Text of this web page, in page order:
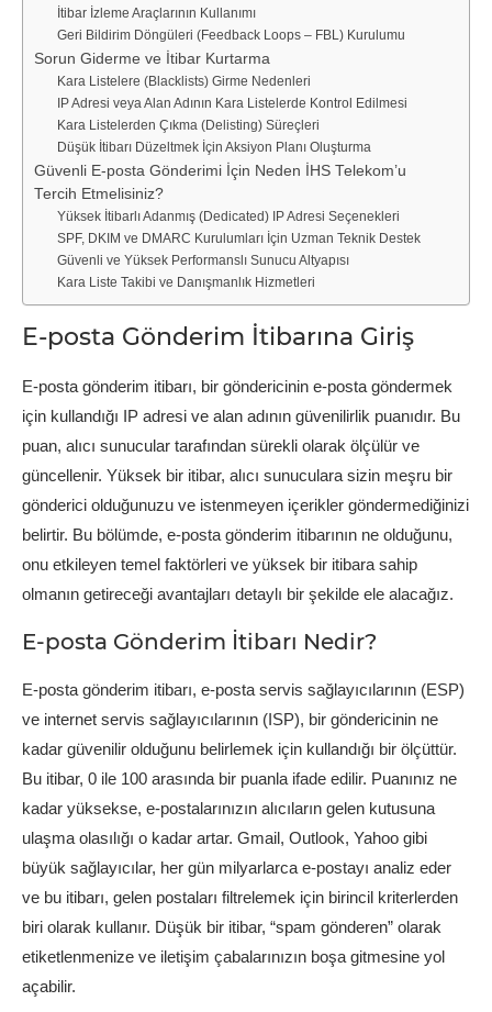
İtibar İzleme Araçlarının Kullanımı
Geri Bildirim Döngüleri (Feedback Loops – FBL) Kurulumu
Sorun Giderme ve İtibar Kurtarma
Kara Listelere (Blacklists) Girme Nedenleri
IP Adresi veya Alan Adının Kara Listelerde Kontrol Edilmesi
Kara Listelerden Çıkma (Delisting) Süreçleri
Düşük İtibarı Düzeltmek İçin Aksiyon Planı Oluşturma
Güvenli E-posta Gönderimi İçin Neden İHS Telekom’u
Tercih Etmelisiniz?
Yüksek İtibarlı Adanmış (Dedicated) IP Adresi Seçenekleri
SPF, DKIM ve DMARC Kurulumları İçin Uzman Teknik Destek
Güvenli ve Yüksek Performanslı Sunucu Altyapısı
Kara Liste Takibi ve Danışmanlık Hizmetleri
E-posta Gönderim İtibarına Giriş
E-posta gönderim itibarı, bir göndericinin e-posta göndermek
için kullandığı IP adresi ve alan adının güvenilirlik puanıdır. Bu
puan, alıcı sunucular tarafından sürekli olarak ölçülür ve
güncellenir. Yüksek bir itibar, alıcı sunuculara sizin meşru bir
gönderici olduğunuzu ve istenmeyen içerikler göndermediğinizi
belirtir. Bu bölümde, e-posta gönderim itibarının ne olduğunu,
onu etkileyen temel faktörleri ve yüksek bir itibara sahip
olmanın getireceği avantajları detaylı bir şekilde ele alacağız.
E-posta Gönderim İtibarı Nedir?
E-posta gönderim itibarı, e-posta servis sağlayıcılarının (ESP)
ve internet servis sağlayıcılarının (ISP), bir göndericinin ne
kadar güvenilir olduğunu belirlemek için kullandığı bir ölçüttür.
Bu itibar, 0 ile 100 arasında bir puanla ifade edilir. Puanınız ne
kadar yüksekse, e-postalarınızın alıcıların gelen kutusuna
ulaşma olasılığı o kadar artar. Gmail, Outlook, Yahoo gibi
büyük sağlayıcılar, her gün milyarlarca e-postayı analiz eder
ve bu itibarı, gelen postaları filtrelemek için birincil kriterlerden
biri olarak kullanır. Düşük bir itibar, “spam gönderen” olarak
etiketlenmenize ve iletişim çabalarınızın boşa gitmesine yol
açabilir.